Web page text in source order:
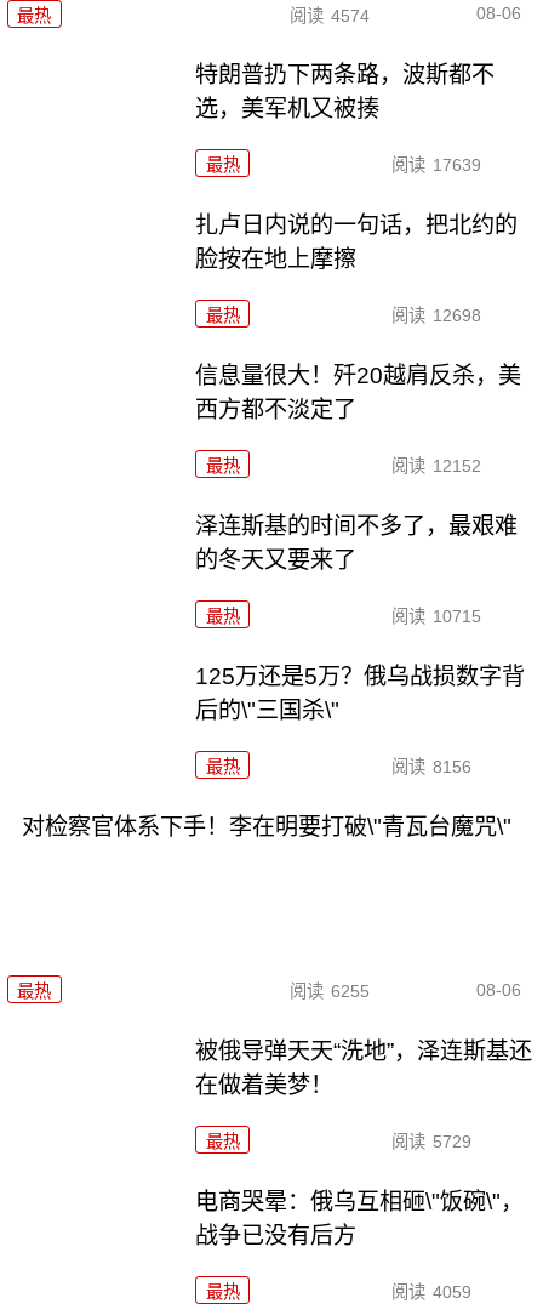
最热 阅读 4574 08-06
特朗普扔下两条路，波斯都不
选，美军机又被揍
最热 阅读 17639
扎卢日内说的一句话，把北约的
脸按在地上摩擦
最热 阅读 12698
信息量很大！歼20越肩反杀，美
西方都不淡定了
最热 阅读 12152
泽连斯基的时间不多了，最艰难
的冬天又要来了
最热 阅读 10715
125万还是5万？俄乌战损数字背
后的\"三国杀\"
最热 阅读 8156
对检察官体系下手！李在明要打破\"青瓦台魔咒\"
最热 阅读 6255 08-06
被俄导弹天天“洗地”，泽连斯基还
在做着美梦！
最热 阅读 5729
电商哭晕：俄乌互相砸\"饭碗\"，
战争已没有后方
最热 阅读 4059